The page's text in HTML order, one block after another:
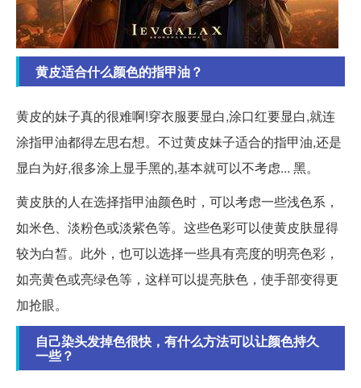
黄皮适合什么颜色的指甲油？
黄皮的妹子真的很难啊!穿衣服要显白,涂口红要显白,就连
涂指甲油都得左思右想。不过黄皮妹子适合的指甲油,还是
显白为好,很多涂上显手黑的,基本就可以不考虑... 黑。
黄皮肤的人在选择指甲油颜色时，可以考虑一些浅色系，
如米色、淡粉色或淡紫色等。这些色彩可以使黄皮肤显得
较为白皙。此外，也可以选择一些具有亮度的明亮色彩，
如亮黄色或亮绿色等，这样可以提亮肤色，使手部变得更
加抢眼。
自己染头发掉色很快，有什么方法可以让颜色持久
一些？